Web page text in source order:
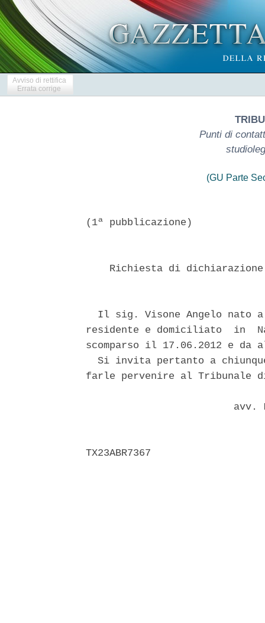
Avviso di rettifica
Errata corrige
Punti di
(GU Parte
(1ª pubblicazione)
Richiesta di
Il sig. Visone Angelo nato
residente e domiciliato  in
scomparso il 17.06.2012 e
Si invita pertanto a
farle pervenire al Tribunale